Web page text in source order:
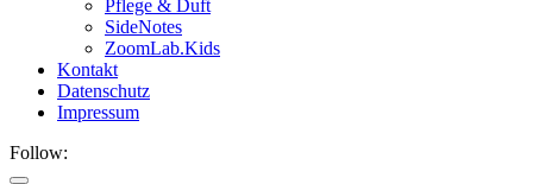
Pflege & Duft
SideNotes
ZoomLab.Kids
Kontakt
Datenschutz
Impressum
Follow: